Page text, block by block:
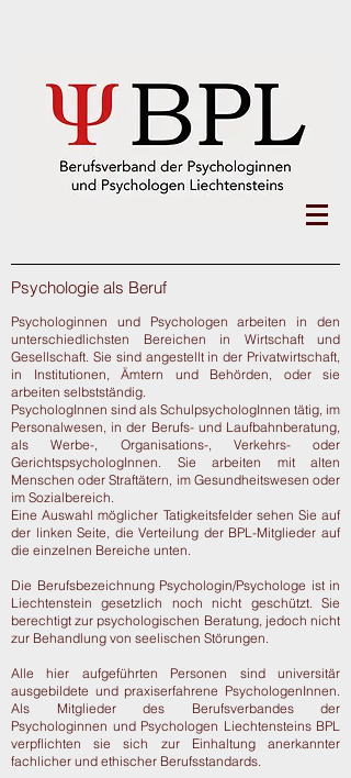
Psychologie als Beruf
Psychologinnen und Psychologen arbeiten in den
unterschiedlichsten Bereichen in Wirtschaft und
Gesellschaft. Sie sind angestellt in der Privatwirtschaft,
in Institutionen, Ämtern und Behörden, oder sie
arbeiten selbstständig.
PsychologInnen sind als SchulpsychologInnen tätig, im
Personalwesen, in der Berufs- und Laufbahnberatung,
als Werbe-, Organisations-, Verkehrs- oder
GerichtspsychologInnen. Sie arbeiten mit alten
Menschen oder Straftätern, im Gesundheitswesen oder
im Sozialbereich.
Eine Auswahl möglicher Tatigkeitsfelder sehen Sie auf
der linken Seite, die Verteilung der BPL-Mitglieder auf
die einzelnen Bereiche unten.
Die Berufsbezeichnung Psychologin/Psychologe ist in
Liechtenstein gesetzlich noch nicht geschützt. Sie
berechtigt zur psychologischen Beratung, jedoch nicht
zur Behandlung von seelischen Störungen.
Alle hier aufgeführten Personen sind universitär
ausgebildete und praxiserfahrene PsychologenInnen.
Als Mitglieder des Berufsverbandes der
Psychologinnen und Psychologen Liechtensteins BPL
verpflichten sie sich zur Einhaltung anerkannter
fachlicher und ethischer Berufsstandards.